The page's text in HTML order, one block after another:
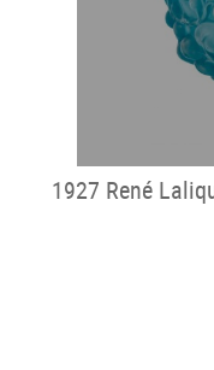
1927 René